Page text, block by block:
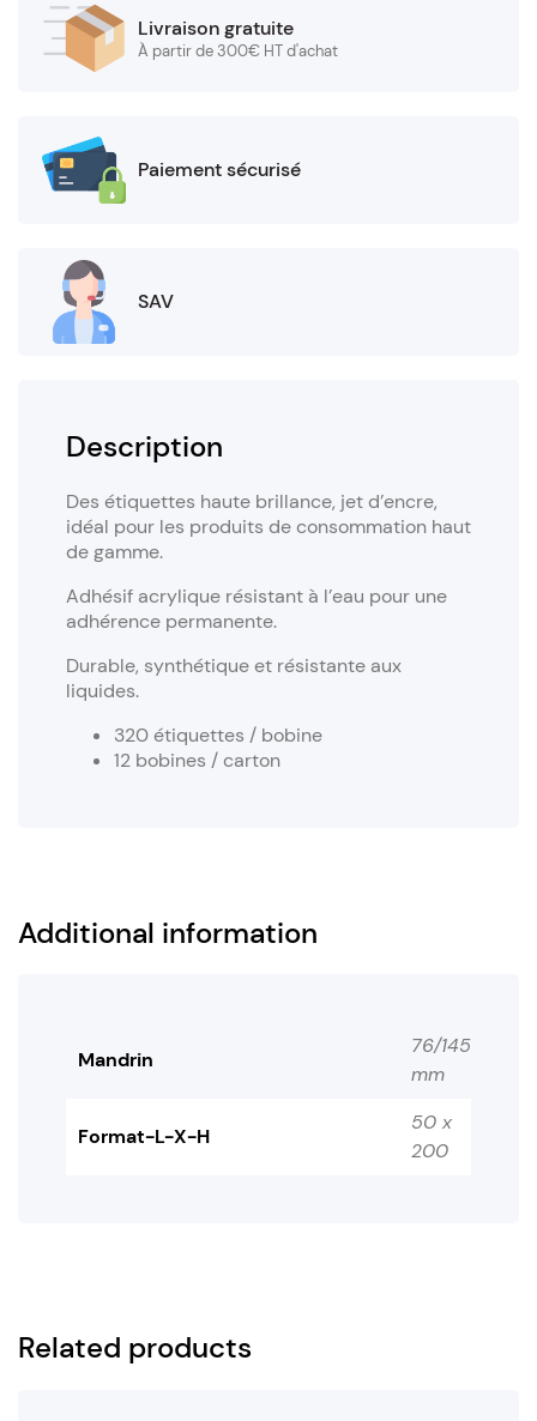
Livraison gratuite
À partir de 300€ HT d'achat
Paiement sécurisé
SAV
Description
Des étiquettes haute brillance, jet d’encre,
idéal pour les produits de consommation haut
de gamme.
Adhésif acrylique résistant à l’eau pour une
adhérence permanente.
Durable, synthétique et résistante aux
liquides.
320 étiquettes / bobine
12 bobines / carton
Additional information
Mandrin
76/145
mm
Format-L-X-H
50 x
200
Related products